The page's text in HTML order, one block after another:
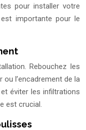
pour installer votre
importante pour le
Rebouchez les
l’encadrement de la
éviter les infiltrations
est crucial.